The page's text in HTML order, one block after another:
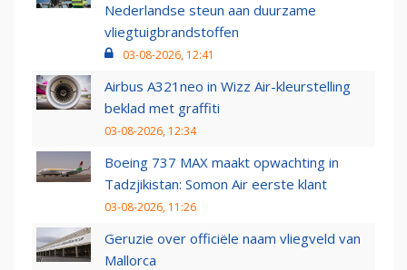
Nederlandse steun aan duurzame
vliegtuigbrandstoffen
03-08-2026, 12:41
Airbus A321neo in Wizz Air-kleurstelling
beklad met graffiti
03-08-2026, 12:34
Boeing 737 MAX maakt opwachting in
Tadzjikistan: Somon Air eerste klant
03-08-2026, 11:26
Geruzie over officiële naam vliegveld van
Mallorca